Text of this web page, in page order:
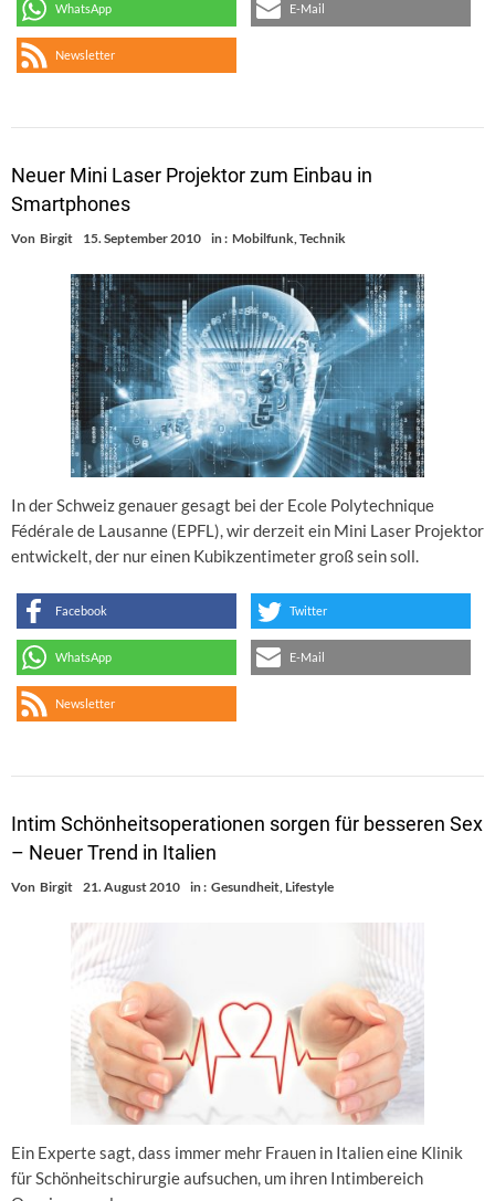
WhatsApp E-Mail
Newsletter
Neuer Mini Laser Projektor zum Einbau in
Smartphones
Von Birgit 15. September 2010 in : Mobilfunk,Technik
In der Schweiz genauer gesagt bei der Ecole Polytechnique
Fédérale de Lausanne (EPFL), wir derzeit ein Mini Laser Projektor
entwickelt, der nur einen Kubikzentimeter groß sein soll.
Facebook Twitter
WhatsApp E-Mail
Newsletter
Intim Schönheitsoperationen sorgen für besseren Sex
– Neuer Trend in Italien
Von Birgit 21. August 2010 in : Gesundheit Lifestyle
Ein Experte sagt, dass immer mehr Frauen in Italien eine Klinik
für Schönheitschirurgie aufsuchen, um ihren Intimbereich